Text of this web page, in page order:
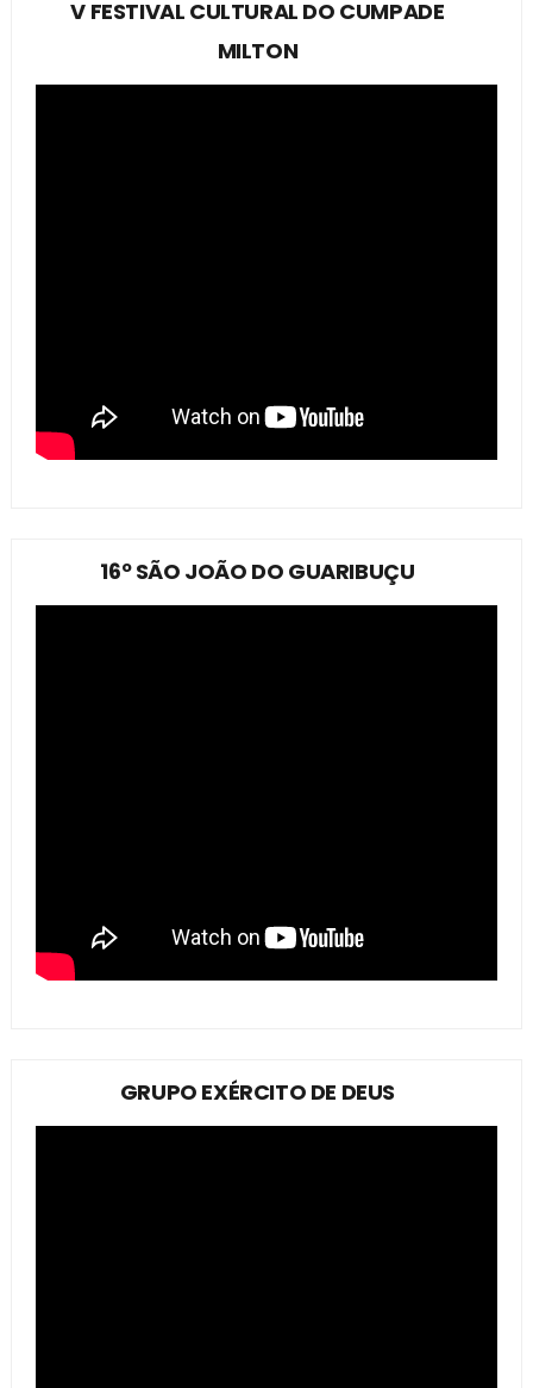
V FESTIVAL CULTURAL DO CUMPADE
MILTON
16º SÃO JOÃO DO GUARIBUÇU
GRUPO EXÉRCITO DE DEUS